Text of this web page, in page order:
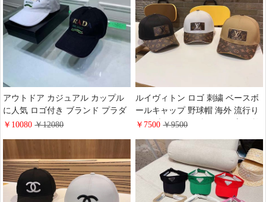
アウトドア カジュアル カップル
に人気 ロゴ付き ブランド プラダ
キャスケット 白黒 おしゃれ prada
￥10080￥12080
ルイヴィトン ロゴ 刺繍 ベースボ
ールキャップ 野球帽 海外 流行り
ハイブランド LV 帽子 cap 恋人 旅
￥7500￥9500